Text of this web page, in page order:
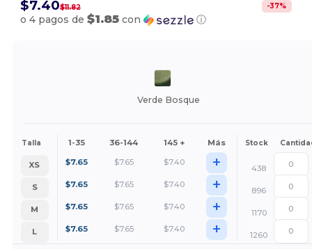
$7.40$11.82 -37%
o 4 pagos de$1.85 con ⓘ
Verde Bosque
Talla 1-35 36-144 145 + Más Stock
XS $7.65 $7.65 $7.40 +
438
S
$7.65 $7.65 $7.40 +
896
M
$7.65 $7.65 $7.40 +
1170
L
$7.65 $7.65 $7.40 + 1260